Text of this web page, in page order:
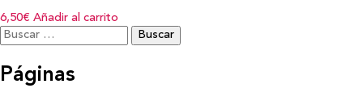
6,50€ Añadir al carrito
Buscar:
Páginas